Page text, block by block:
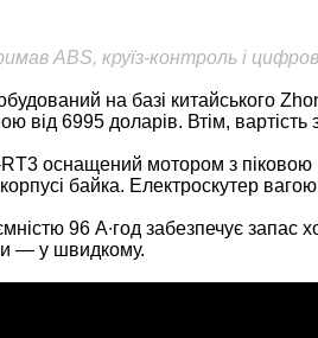
ABS, круїз-контроль і
на базі китайського
від 6995 доларів. Втім,
оснащений мотором з
байка. Електроскутер
96 А∙год забезпечує
— у швидкому.